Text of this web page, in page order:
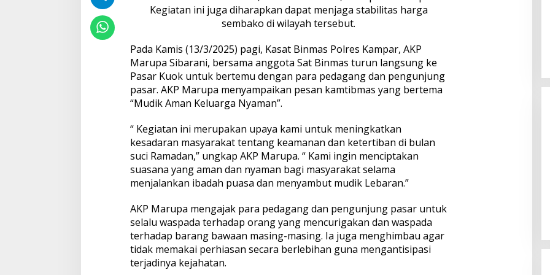
s
i
a
s
i
a
"
M
u
d
A
m
a
n
K
Kegiatan ini juga diharapkan dapat menjaga stabilitas harga
sembako di wilayah tersebut.
Pada Kamis (13/3/2025) pagi, Kasat Binmas Polres Kampar, AKP
Marupa Sibarani, bersama anggota Sat Binmas turun langsung ke
Pasar Kuok untuk bertemu dengan para pedagang dan pengunjung
pasar. AKP Marupa menyampaikan pesan kamtibmas yang bertema
“Mudik Aman Keluarga Nyaman”.
“ Kegiatan ini merupakan upaya kami untuk meningkatkan
kesadaran masyarakat tentang keamanan dan ketertiban di bulan
suci Ramadan,” ungkap AKP Marupa. “ Kami ingin menciptakan
suasana yang aman dan nyaman bagi masyarakat selama
menjalankan ibadah puasa dan menyambut mudik Lebaran.”
AKP Marupa mengajak para pedagang dan pengunjung pasar untuk
selalu waspada terhadap orang yang mencurigakan dan waspada
terhadap barang bawaan masing-masing. Ia juga menghimbau agar
tidak memakai perhiasan secara berlebihan guna mengantisipasi
terjadinya kejahatan.
Ini Dia Hubungan Partai Garuda